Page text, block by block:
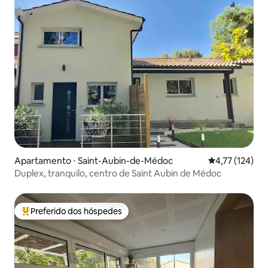
Apartamento ⋅ Saint-Aubin-de-Médoc 4,77 de uma
4,77 (124)
Duplex, tranquilo, centro de Saint Aubin de Médoc
Entre os melhores preferidos dos hóspedes
Preferido dos hóspedes